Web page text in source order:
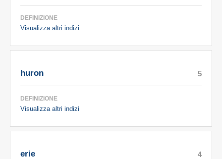
DEFINIZIONE
Visualizza altri indizi
huron
DEFINIZIONE
Visualizza altri indizi
5
erie 4